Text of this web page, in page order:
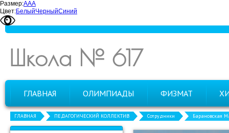
Размер:ААА
Цвет:БелыйЧерныйСиний
Школа № 617
ГЛАВНАЯ ОЛИМПИАДЫ ФИЗМАТ
ГЛАВНАЯ ПЕДАГОГИЧЕСКИЙ КОЛЛЕКТИВ Сотрудники Барановская